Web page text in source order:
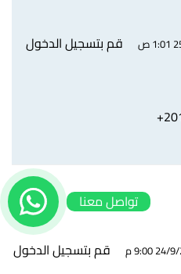
ص
قم بتسجيل الدخول
9:00 م
قم بتسجيل الدخول
تواصل معنا